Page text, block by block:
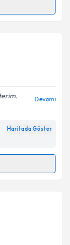
Aydınlatma
talebi
için bir
Aydınlatma
belirtilen
Devamı
Haritada Göster
talebi
için bir